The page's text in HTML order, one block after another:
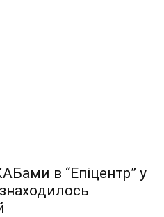
в “Епіцентр” у